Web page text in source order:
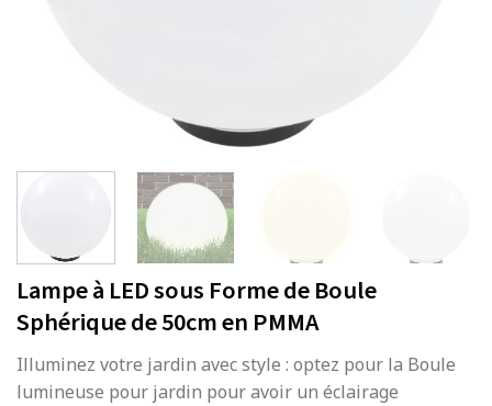
Lampe à LED sous Forme de Boule
Sphérique de 50cm en PMMA
Illuminez votre jardin avec style : optez pour la Boule
lumineuse pour jardin pour avoir un éclairage